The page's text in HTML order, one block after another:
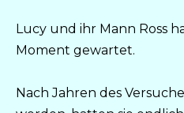
Lucy und ihr Mann Ross
Moment gewartet.
Nach Jahren des